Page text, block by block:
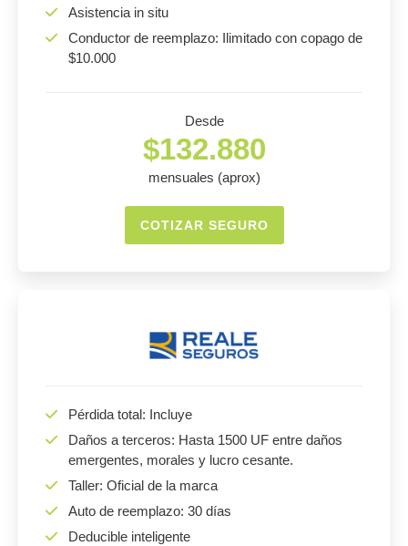
Asistencia in situ
Conductor de reemplazo: Ilimitado con copago de
$10.000
Desde
$132.880
mensuales (aprox)
COTIZAR SEGURO
Pérdida total: Incluye
Daños a terceros: Hasta 1500 UF entre daños
emergentes, morales y lucro cesante.
Taller: Oficial de la marca
Auto de reemplazo: 30 días
Deducible inteligente